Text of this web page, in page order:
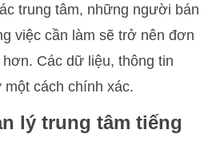
trung tâm, những người bán
việc cần làm sẽ trở nên đơn
Các dữ liệu, thông tin
cách chính xác.
lý trung tâm tiếng